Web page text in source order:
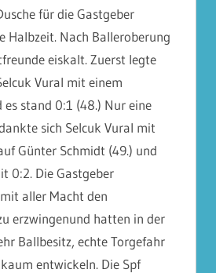
für die Gastgeber
Halbzeit. Nach Balleroberung
eiskalt. Zuerst legte
Vural mit einem
es stand 0:1 (48.) Nur eine
sich Selcuk Vural mit
Günter Schmidt (49.) und
0:2. Die Gastgeber
aller Macht den
erzwingenund hatten in der
Ballbesitz, echte Torgefahr
entwickeln. Die Spf